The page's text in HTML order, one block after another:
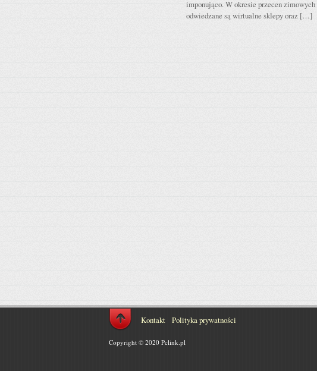
imponująco. W okresie przecen
odwiedzane są wirtualne sklepy oraz […]
Kontakt Polityka prywatności
Copyright © 2020 Pclink.pl